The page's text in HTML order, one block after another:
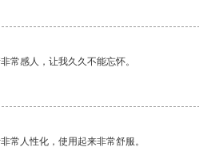
常感人，让我久久不能忘怀。
常人性化，使用起来非常舒服。